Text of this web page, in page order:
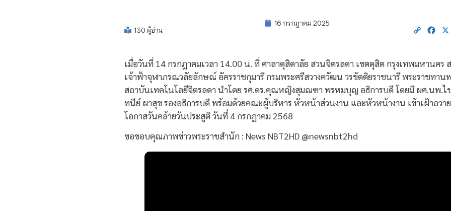
130 ผู้อ่าน
16 กรกฎาคม 2025
Copy
เมื่อวันที่ 14 กรกฎาคมเวลา 14.00 น. ที่ ศาลาดุสิดาลัย สวนจิตรลดา เขตดุสิต กรุงเทพมหานคร
เจ้าฟ้าจุฬาภรณวลัยลักษณ์ อัครราชกุมารี กรมพระศรีสวางควัฒน วรขัตติยราชนารี พระราชทาน
สถาบันเทคโนโลยีจิตรลดา นำโดย รศ.ดร.คุณหญิงสุมณฑา พรหมบุญ อธิการบดี โดยมี ผศ.นพ.ไ
ทนีย์ ผาสุข รองอธิการบดี พร้อมด้วยคณะผู้บริหาร หัวหน้าส่วนงาน และหัวหน้างาน เข้าเฝ้าถวา
โอกาสวันคล้ายวันประสูติ วันที่ 4 กรกฎาคม 2568
ขอขอบคุณภาพข่าวพระราชสำนัก : News NBT2HD @newsnbt2hd